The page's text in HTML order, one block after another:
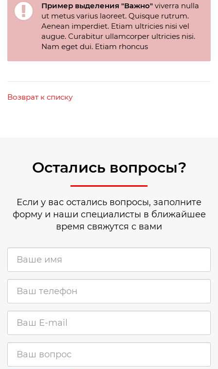
Пример выделения "Важно" viverra nulla
ut metus varius laoreet. Quisque rutrum.
Aenean imperdiet. Etiam ultricies nisi vel
augue. Curabitur ullamcorper ultricies nisi.
Nam eget dui. Etiam rhoncus
Возврат к списку
Остались вопросы?
Если у вас остались вопросы, заполните
форму и наши специалисты в ближайшее
время свяжутся с вами